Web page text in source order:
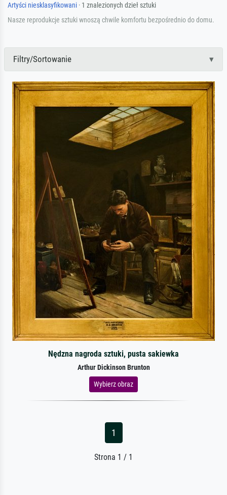
Artyści niesklasyfikowani · 1 znalezionych dzieł sztuki
Nasze reprodukcje sztuki wnoszą chwile komfortu bezpośrednio do domu.
Filtry/Sortowanie
Nędzna nagroda sztuki, pusta sakiewka
Arthur Dickinson Brunton
Wybierz obraz
1
Strona 1 / 1